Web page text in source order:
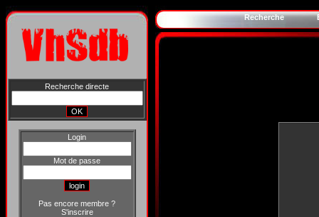
Recherche directe
Login
Mot de passe
Pas encore membre ?
S'inscrire
Recherche